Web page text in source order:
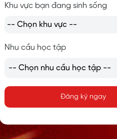
takes place on Monday
do on Saturday. (Lan
Khu vực bạn đang sinh sống
Nhu cầu học tập
Đăng ký ngay